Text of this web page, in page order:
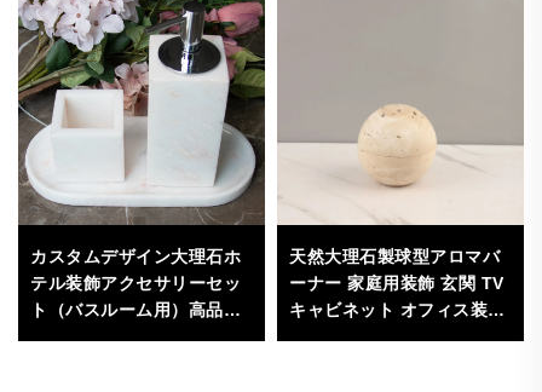
カスタムデザイン大理石ホ
テル装飾アクセサリーセッ
ト（バスルーム用）高品質
バスルーム製品
天然大理石製球型アロマバ
ーナー 家庭用装飾 玄関 TV
キャビネット オフィス装飾
用 芳香アクセサリー